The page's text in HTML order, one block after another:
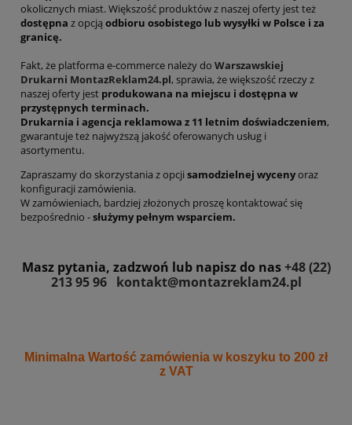
okolicznych miast. Większość produktów z naszej oferty jest też
dostępna z opcją odbioru osobistego lub wysyłki w Polsce i za
granicę.
Fakt, że platforma e-commerce należy do Warszawskiej
Drukarni MontazReklam24.pl, sprawia, że większość rzeczy z
naszej oferty jest produkowana na miejscu i dostępna w
przystępnych terminach.
Drukarnia i agencja reklamowa z 11 letnim doświadczeniem,
gwarantuje też najwyższą jakość oferowanych usług i
asortymentu.
Zapraszamy do skorzystania z opcji samodzielnej wycenyoraz
konfiguracji zamówienia.
W zamówieniach, bardziej złożonych proszę kontaktować się
bezpośrednio -służymy pełnym wsparciem.
Masz pytania, zadzwoń lub napisz do nas+48 (22)
213 95 96
kontakt@montazreklam24.pl
Minimalna Wartość zamówienia w koszyku to 200 zł
z VAT